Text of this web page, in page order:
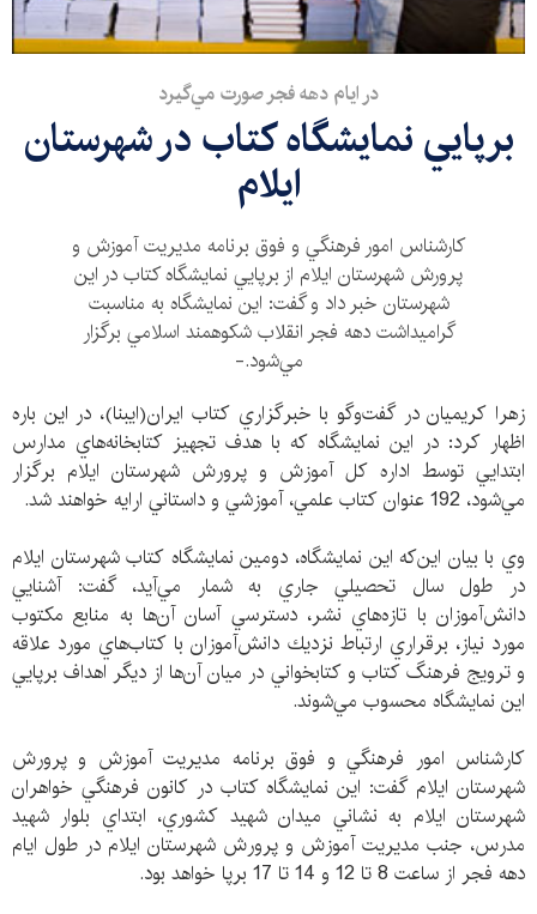
در ايام دهه فجر صورت مي‌گيرد
برپايي نمايشگاه كتاب در شهرستان
ايلام
كارشناس امور فرهنگي و فوق برنامه مديريت آموزش و
پرورش شهرستان ايلام از برپايي نمايشگاه كتاب در اين
شهرستان خبر داد و گفت: اين نمايشگاه به مناسبت
گراميداشت دهه فجر انقلاب شكوهمند اسلامي برگزار
مي‌شود.-
زهرا كريميان در گفت‌وگو با خبرگزاري كتاب ايران(ايبنا)، در اين باره
اظهار كرد: در اين نمايشگاه كه با هدف تجهيز كتابخانه‌هاي مدارس
ابتدايي توسط اداره كل آموزش و پرورش شهرستان ايلام برگزار
مي‌شود، 192 عنوان كتاب علمي، آموزشي و داستاني ارايه خواهند شد.
وي با بيان اين‌كه اين نمايشگاه، دومين نمايشگاه كتاب شهرستان ايلام
در طول سال تحصيلي جاري به شمار مي‌آيد، گفت: آشنايي
دانش‌آموزان با تازه‌هاي نشر، دسترسي آسان آن‌ها به منابع مكتوب
مورد نياز، برقراري ارتباط نزديك دانش‌آموزان با كتاب‌هاي مورد علاقه
و ترويج فرهنگ كتاب و كتابخواني در ميان آن‌ها از ديگر اهداف برپايي
اين نمايشگاه محسوب مي‌‌شوند.
كارشناس امور فرهنگي و فوق برنامه مديريت آموزش و پرورش
شهرستان ايلام گفت: اين نمايشگاه كتاب در كانون فرهنگي خواهران
شهرستان ايلام به نشاني ميدان شهيد كشوري، ابتداي بلوار شهيد
مدرس، جنب مديريت آموزش و پرورش شهرستان ايلام در طول ايام
دهه فجر از ساعت 8 تا 12 و 14 تا 17 برپا خواهد بود.